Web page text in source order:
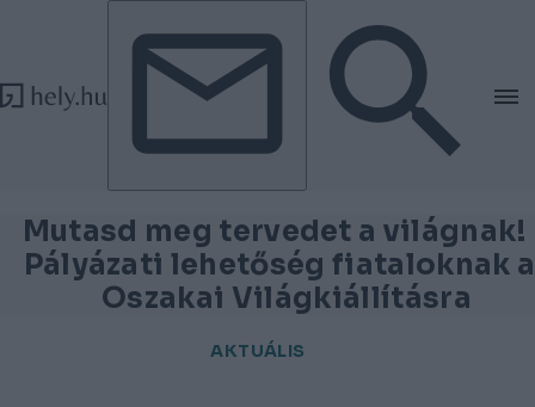
Tovább a tartalomhoz
Tovább a lábléchez
Mutasd meg tervedet a világnak!
Pályázati lehetőség fiataloknak
Oszakai Világkiállításra
AKTUÁLIS